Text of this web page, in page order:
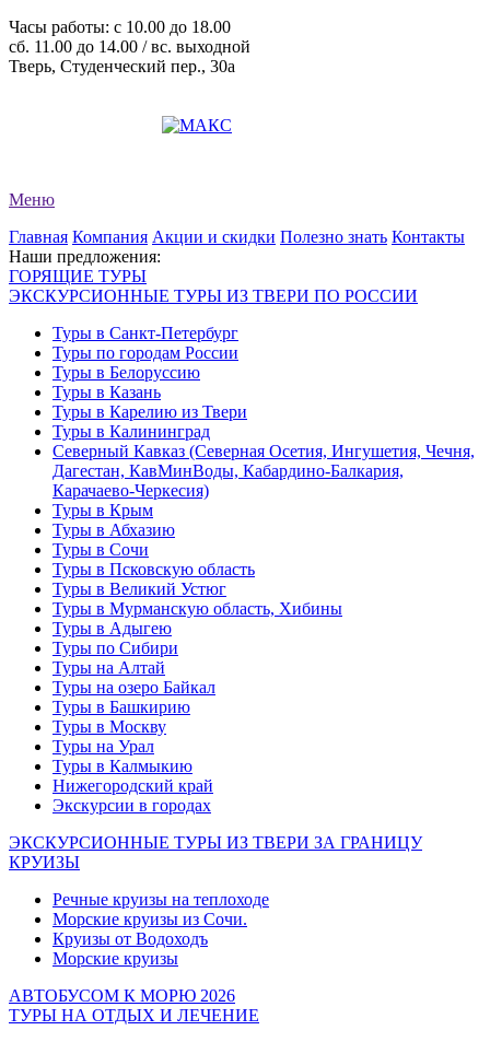
Часы работы: c 10.00 до 18.00
сб. 11.00 до 14.00 / вс. выходной
Тверь, Студенческий пер., 30а
Меню
Главная Компания Акции и скидки Полезно знать Контакты
Наши предложения:
ГОРЯЩИЕ ТУРЫ
ЭКСКУРСИОННЫЕ ТУРЫ ИЗ ТВЕРИ ПО РОССИИ
Туры в Санкт-Петербург
Туры по городам России
Туры в Белоруссию
Туры в Казань
Туры в Карелию из Твери
Туры в Калининград
Северный Кавказ (Северная Осетия, Ингушетия, Чечня,
Дагестан, КавМинВоды, Кабардино-Балкария,
Карачаево-Черкесия)
Туры в Крым
Туры в Абхазию
Туры в Сочи
Туры в Псковскую область
Туры в Великий Устюг
Туры в Мурманскую область, Хибины
Туры в Адыгею
Туры по Сибири
Туры на Алтай
Туры на озеро Байкал
Туры в Башкирию
Туры в Москву
Туры на Урал
Туры в Калмыкию
Нижегородский край
Экскурсии в городах
ЭКСКУРСИОННЫЕ ТУРЫ ИЗ ТВЕРИ ЗА ГРАНИЦУ
КРУИЗЫ
Речные круизы на теплоходе
Морские круизы из Сочи.
Круизы от Водоходъ
Морские круизы
АВТОБУСОМ К МОРЮ 2026
ТУРЫ НА ОТДЫХ И ЛЕЧЕНИЕ